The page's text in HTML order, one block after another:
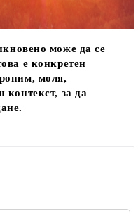
може да се
е конкретен
моля,
контекст, за да